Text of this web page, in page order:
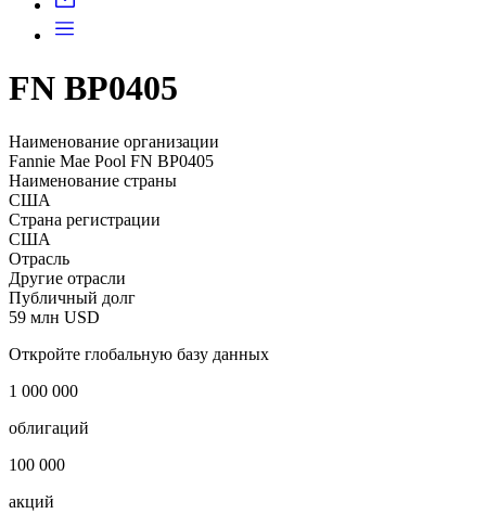
FN BP0405
Наименование организации
Fannie Mae Pool FN BP0405
Наименование страны
США
Страна регистрации
США
Отрасль
Другие отрасли
Публичный долг
59 млн USD
Откройте глобальную базу данных
1 000 000
облигаций
100 000
акций